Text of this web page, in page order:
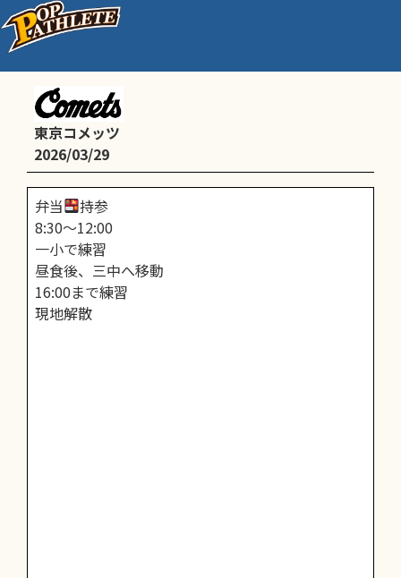
２部（5.6年生）
東京コメッツ
2026/03/29
弁当
持参
8:30〜12:00
一小で練習
昼食後、三中へ移動
16:00まで練習
現地解散